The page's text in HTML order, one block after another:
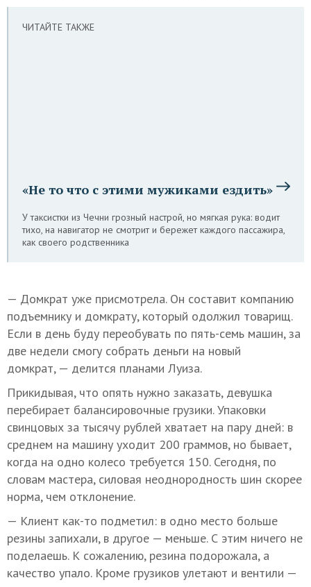
ЧИТАЙТЕ ТАКЖЕ
«Не то что с этими мужиками ездить»
У таксистки из Чечни грозный настрой, но мягкая рука: водит
тихо, на навигатор не смотрит и бережет каждого пассажира,
как своего родственника
— Домкрат уже присмотрела. Он составит компанию
подъемнику и домкрату, который одолжил товарищ.
Если в день буду переобувать по пять-семь машин, за
две недели смогу собрать деньги на новый
домкрат, — делится планами Луиза.
Прикидывая, что опять нужно заказать, девушка
перебирает балансировочные грузики. Упаковки
свинцовых за тысячу рублей хватает на пару дней: в
среднем на машину уходит 200 граммов, но бывает,
когда на одно колесо требуется 150. Сегодня, по
словам мастера, силовая неоднородность шин скорее
норма, чем отклонение.
— Клиент как-то подметил: в одно место больше
резины запихали, в другое — меньше. С этим ничего не
поделаешь. К сожалению, резина подорожала, а
качество упало. Кроме грузиков улетают и вентили —